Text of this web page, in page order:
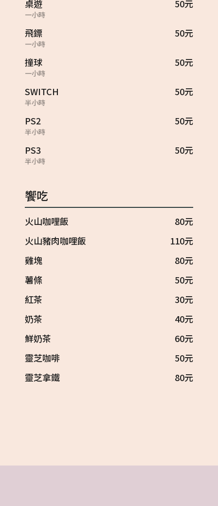
桌遊 50元
一小時
飛鏢 50元
一小時
撞球 50元
一小時
SWITCH 50元
半小時
PS2 50元
半小時
PS3 50元
半小時
饗吃
火山咖哩飯
80元
火山豬肉咖哩飯
110元
雞塊
80元
薯條
50元
紅茶
30元
奶茶
40元
鮮奶茶
60元
靈芝咖啡
50元
靈芝拿鐵
80元